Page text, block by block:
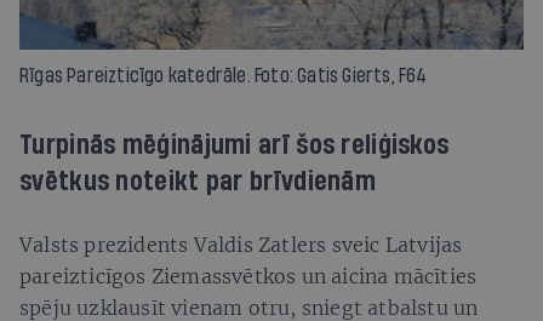
Rīgas Pareizticīgo katedrāle. Foto: Gatis Gierts, F64
Turpinās mēģinājumi arī šos reliģiskos
svētkus noteikt par brīvdienām
Valsts prezidents Valdis Zatlers sveic Latvijas
pareizticīgos Ziemassvētkos un aicina mācīties
spēju uzklausīt vienam otru, sniegt atbalstu un